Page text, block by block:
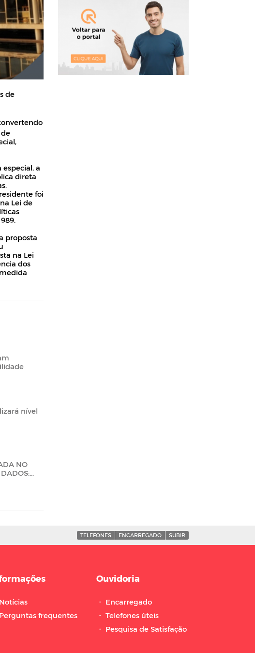
de
a
direta
foi
Lei de
proposta
na Lei
dos
nível
NO
TELEFONES ENCARREGADO SUBIR
Notícias
Perguntas frequentes
Ouvidoria
・ Encarregado
・ Telefones úteis
・ Pesquisa de Satisfação